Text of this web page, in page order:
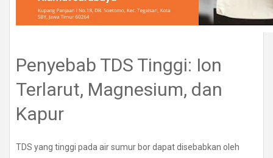
Penyebab TDS Tinggi: Ion
Terlarut, Magnesium, dan
Kapur
TDS yang tinggi pada air sumur bor dapat disebabkan oleh